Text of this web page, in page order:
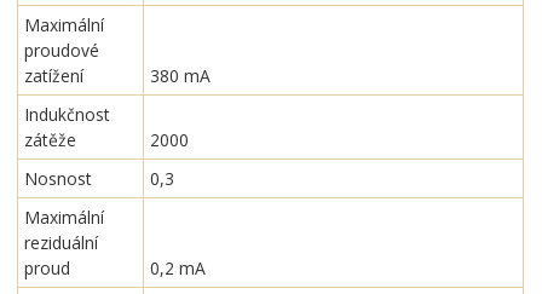
Maximální
proudové
zatížení
380 mA
Indukčnost
zátěže
2000
Nosnost
0,3
Maximální
reziduální
proud
0,2 mA